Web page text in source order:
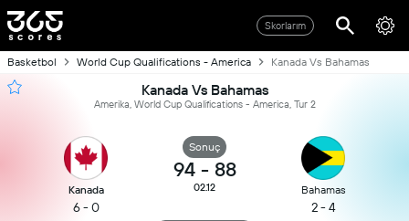
Skorlarım
Basketbol World Cup Qualifications - America Kanada Vs Bahamas
Kanada Vs Bahamas
Amerika, World Cup Qualifications - America, Tur 2
Kanada
6 - 0
Sonuç
94 - 88
02.12 Bahamas
2 - 4